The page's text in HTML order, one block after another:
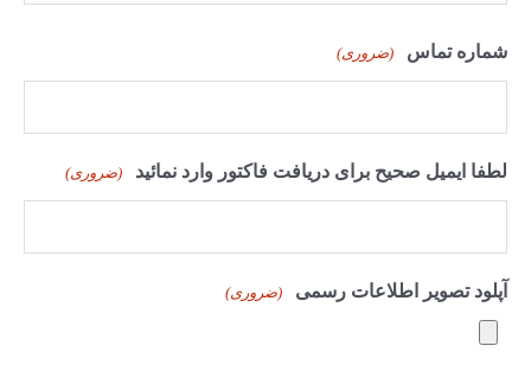
شماره تماس (ضروری)
لطفا ایمیل صحیح برای دریافت فاکتور وارد نمائید (ضروری)
آپلود تصویر اطلاعات رسمی (ضروری)